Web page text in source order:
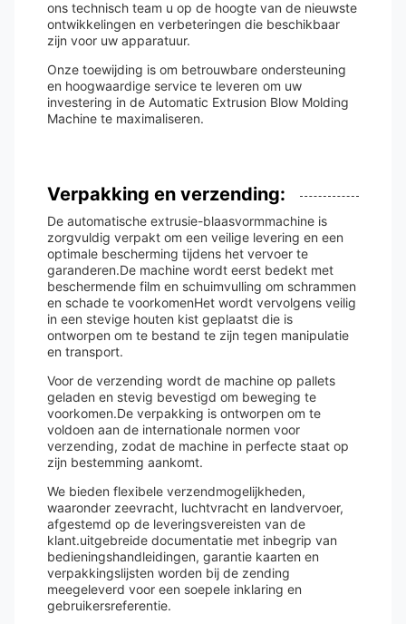
ons technisch team u op de hoogte van de nieuwste
ontwikkelingen en verbeteringen die beschikbaar
zijn voor uw apparatuur.
Onze toewijding is om betrouwbare ondersteuning
en hoogwaardige service te leveren om uw
investering in de Automatic Extrusion Blow Molding
Machine te maximaliseren.
Verpakking en verzending:
De automatische extrusie-blaasvormmachine is
zorgvuldig verpakt om een veilige levering en een
optimale bescherming tijdens het vervoer te
garanderen.De machine wordt eerst bedekt met
beschermende film en schuimvulling om schrammen
en schade te voorkomenHet wordt vervolgens veilig
in een stevige houten kist geplaatst die is
ontworpen om te bestand te zijn tegen manipulatie
en transport.
Voor de verzending wordt de machine op pallets
geladen en stevig bevestigd om beweging te
voorkomen.De verpakking is ontworpen om te
voldoen aan de internationale normen voor
verzending, zodat de machine in perfecte staat op
zijn bestemming aankomt.
We bieden flexibele verzendmogelijkheden,
waaronder zeevracht, luchtvracht en landvervoer,
afgestemd op de leveringsvereisten van de
klant.uitgebreide documentatie met inbegrip van
bedieningshandleidingen, garantie kaarten en
verpakkingslijsten worden bij de zending
meegeleverd voor een soepele inklaring en
gebruikersreferentie.